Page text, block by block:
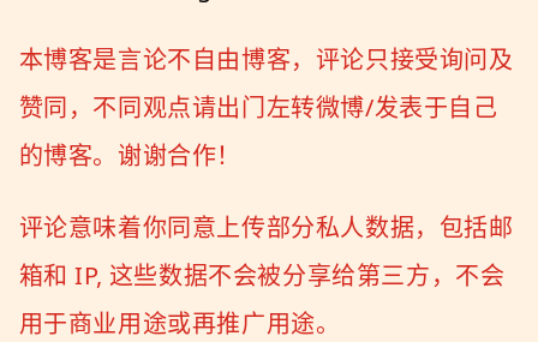
本博客是言论不自由博客，评论只接受询问及
赞同，不同观点请出门左转微博/发表于自己
的博客。谢谢合作！
评论意味着你同意上传部分私人数据，包括邮
箱和 IP, 这些数据不会被分享给第三方，不会
用于商业用途或再推广用途。